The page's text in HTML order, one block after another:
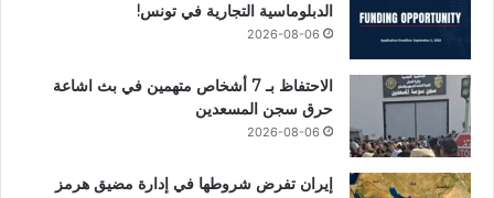
الدبلوماسية التجارية في تونس!
2026-08-06
الاحتفاظ بـ 7 أشخاص متهمين في بث اشاعة
حرق سجن المسعدين
2026-08-06
إيران تفرض شروطها في إدارة مضيق هرمز